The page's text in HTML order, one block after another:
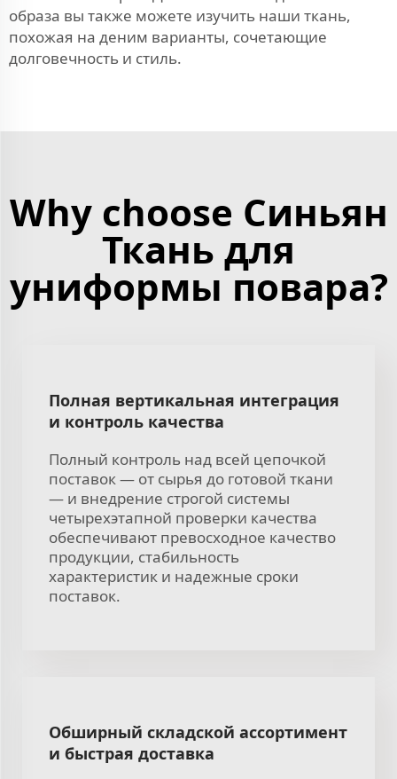
образа вы также можете изучить наши ткань,
похожая на деним варианты, сочетающие
долговечность и стиль.
Why choose Синьян
Ткань для
униформы повара?
Полная вертикальная интеграция
и контроль качества
Полный контроль над всей цепочкой
поставок — от сырья до готовой ткани
— и внедрение строгой системы
четырехэтапной проверки качества
обеспечивают превосходное качество
продукции, стабильность
характеристик и надежные сроки
поставок.
Обширный складской ассортимент
и быстрая доставка